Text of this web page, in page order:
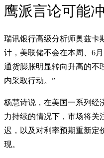
鹰派言论可能
瑞讯银行高级分析师奥兹卡
计，美联储不会在本周、6
通货膨胀明显转向升高的不
内采取行动。”
杨慧诗说，在美国一系列经
力持续的情况下，市场将关
迟，以及对利率预期重新定
现。